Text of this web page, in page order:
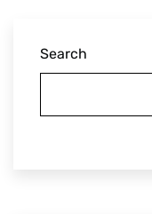
Search